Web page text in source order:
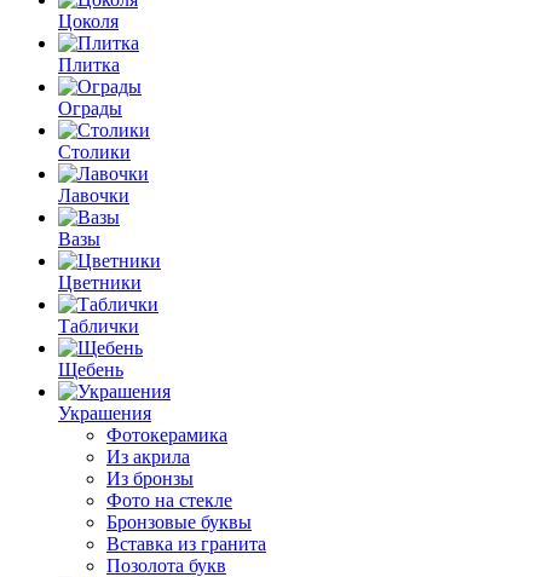
Цоколя
Плитка
Ограды
Столики
Лавочки
Вазы
Цветники
Таблички
Щебень
Украшения
Фотокерамика
Из акрила
Из бронзы
Фото на стекле
Бронзовые буквы
Вставка из гранита
Позолота букв